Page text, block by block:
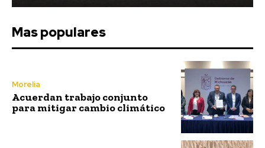
Mas populares
Morelia
Acuerdan trabajo conjunto
para mitigar cambio climático